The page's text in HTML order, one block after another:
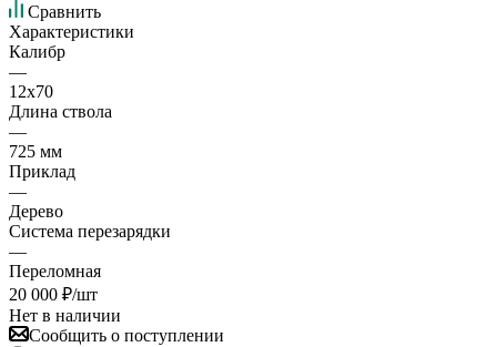
Сравнить
Характеристики
Калибр
—
12х70
Длина ствола
—
725 мм
Приклад
—
Дерево
Система перезарядки
—
Переломная
20 000 ₽/шт
Нет в наличии
Сообщить о поступлении